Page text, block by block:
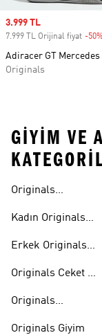
Sale price
3.999 TL
7.999 TL Orijinal fiyat -
Adiracer GT Mercedes
Originals
GIYIM VE
Originals
Kadın Originals
Erkek Originals
Originals Ceket &
Originals
Originals Giyim